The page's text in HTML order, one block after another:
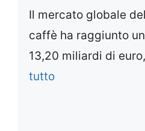
Il mercato globale
caffè ha raggiunto
13,20 miliardi di
tutto